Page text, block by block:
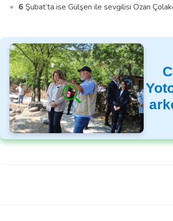
6 Şubat’ta ise Gülşen ile sevgilisi Ozan